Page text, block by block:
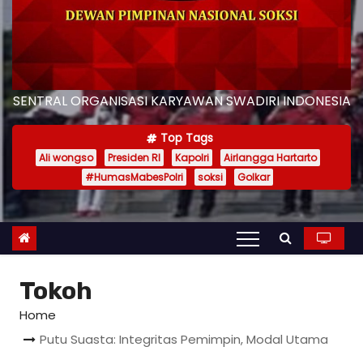
SENTRAL ORGANISASI KARYAWAN SWADIRI INDONESIA
Top Tags
Ali wongso Presiden RI Kapolri
Airlangga Hartarto
#HumasMabesPolri
soksi Golkar
Tokoh
Home
Putu Suasta: Integritas Pemimpin, Modal Utama